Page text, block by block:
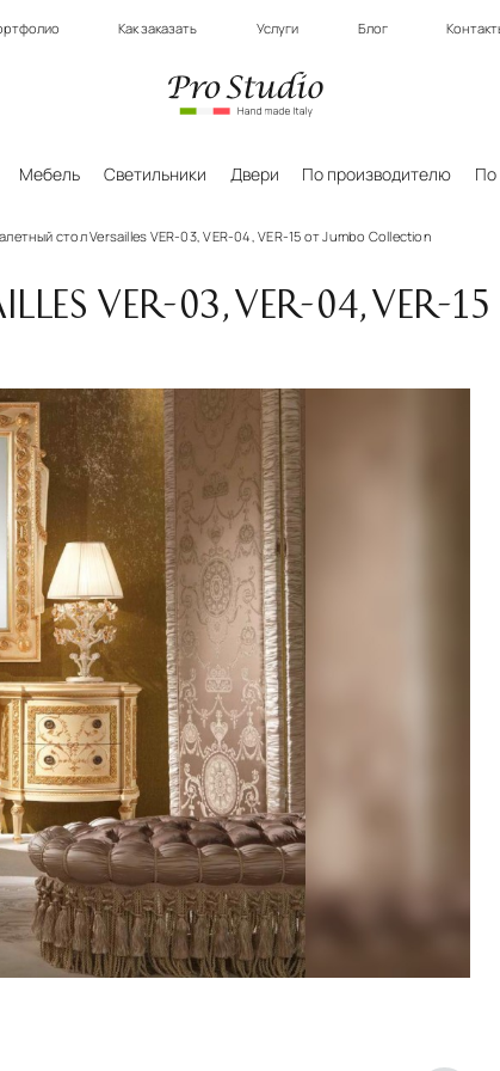
Как заказать Услуги Блог
Мебель Светильники Двери По производителю По
стол Versailles VER-03, VER-04, VER-15 от Jumbo Collection
VER-03, VER-04, VER-